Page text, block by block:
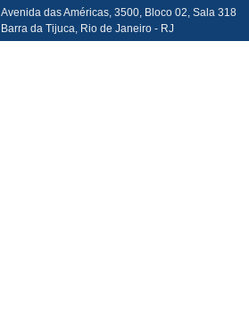
Avenida das Américas, 3500, Bloco 02, Sala 318
Barra da Tijuca, Rio de Janeiro - RJ